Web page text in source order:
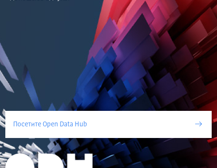
Посетите Open Data Hub